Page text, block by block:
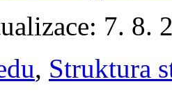
7. 8.
, Struktura